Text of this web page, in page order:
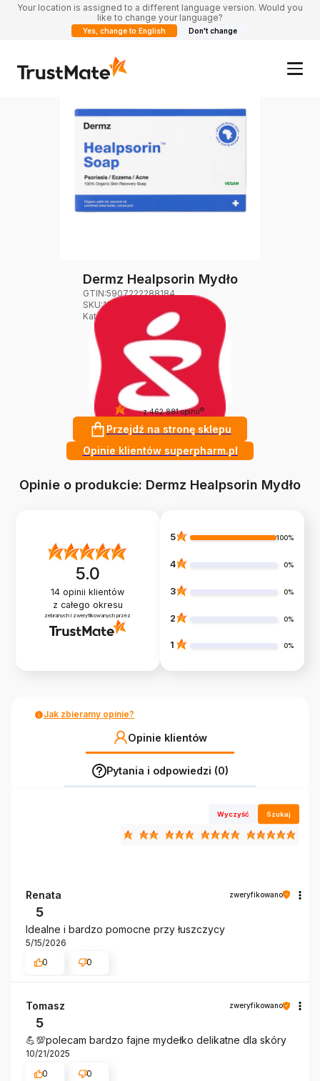
Your location is assigned to a different language version. Would you
like to change your language?
Yes, change to English Don't change
Dermz Healpsorin Mydło
GTIN:5907222288184
SKU:165503
Kategoria
4.9z 462 881 opinii ?
Przejdź na stronę sklepu
Opinie klientów superpharm.pl
Opinie o produkcie: Dermz Healpsorin Mydło
5.0
14 opinii klientów
z całego okresu
zebranych i zweryfikowanych przez
5 100%
4 0%
3 0%
2 0%
1 0%
Jak zbieramy opinie?
Opinie klientów
Pytania i odpowiedzi (0)
Wyczyść Szukaj
Renata zweryfikowano
5
Idealne i bardzo pomocne przy łuszczycy
5/15/2026
0
0
Tomasz zweryfikowano
5
💪💯polecam bardzo fajne mydełko delikatne dla skóry
10/21/2025
0
0